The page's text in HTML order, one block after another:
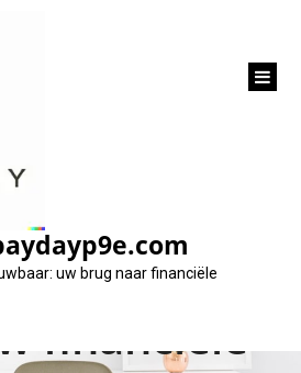
uw brug naar financiële
lenen van
Een
oplossing
financiële